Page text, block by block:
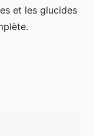
et les glucides